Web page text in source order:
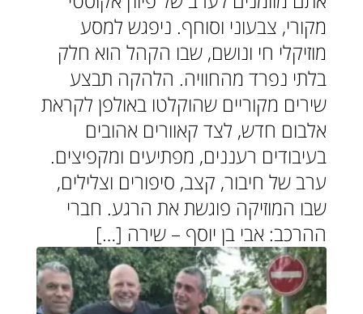
מקורי, צבעוני וסוחף. ניפגש למסע
מוזיקלי חי ונושם, שבו הקהל הוא חלק
בלתי נפרד מהחוויה. הלהקה תבצע
שירים מקוריים שהוקלטו באולפן לקראת
אלבום חדש, לצד קאוורים אהובים
בעיבודים רעננים, מפתיעים ומקפיצים.
ערב של חיבור, קצב, סיפורים וצלילים,
שבו המוזיקה פוגשת את הרגע. חברי
ההרכב: אבי בן יוסף – שירה […]